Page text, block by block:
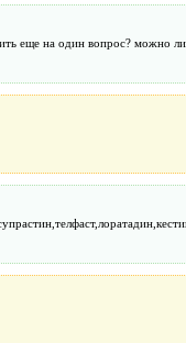
еще на один вопрос? можно